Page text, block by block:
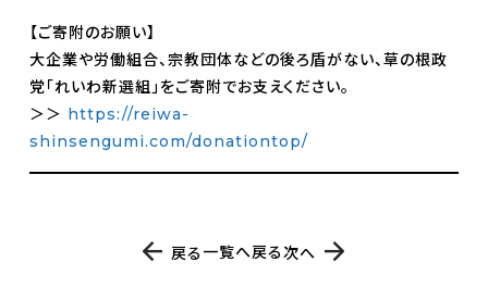
【ご寄附のお願い】
大企業や労働組合、宗教団体などの後ろ盾がない、草の根政
党「れいわ新選組」をご寄附でお支えください。
＞＞ https://reiwa-
shinsengumi.com/donationtop/
戻る 一覧へ戻る次へ